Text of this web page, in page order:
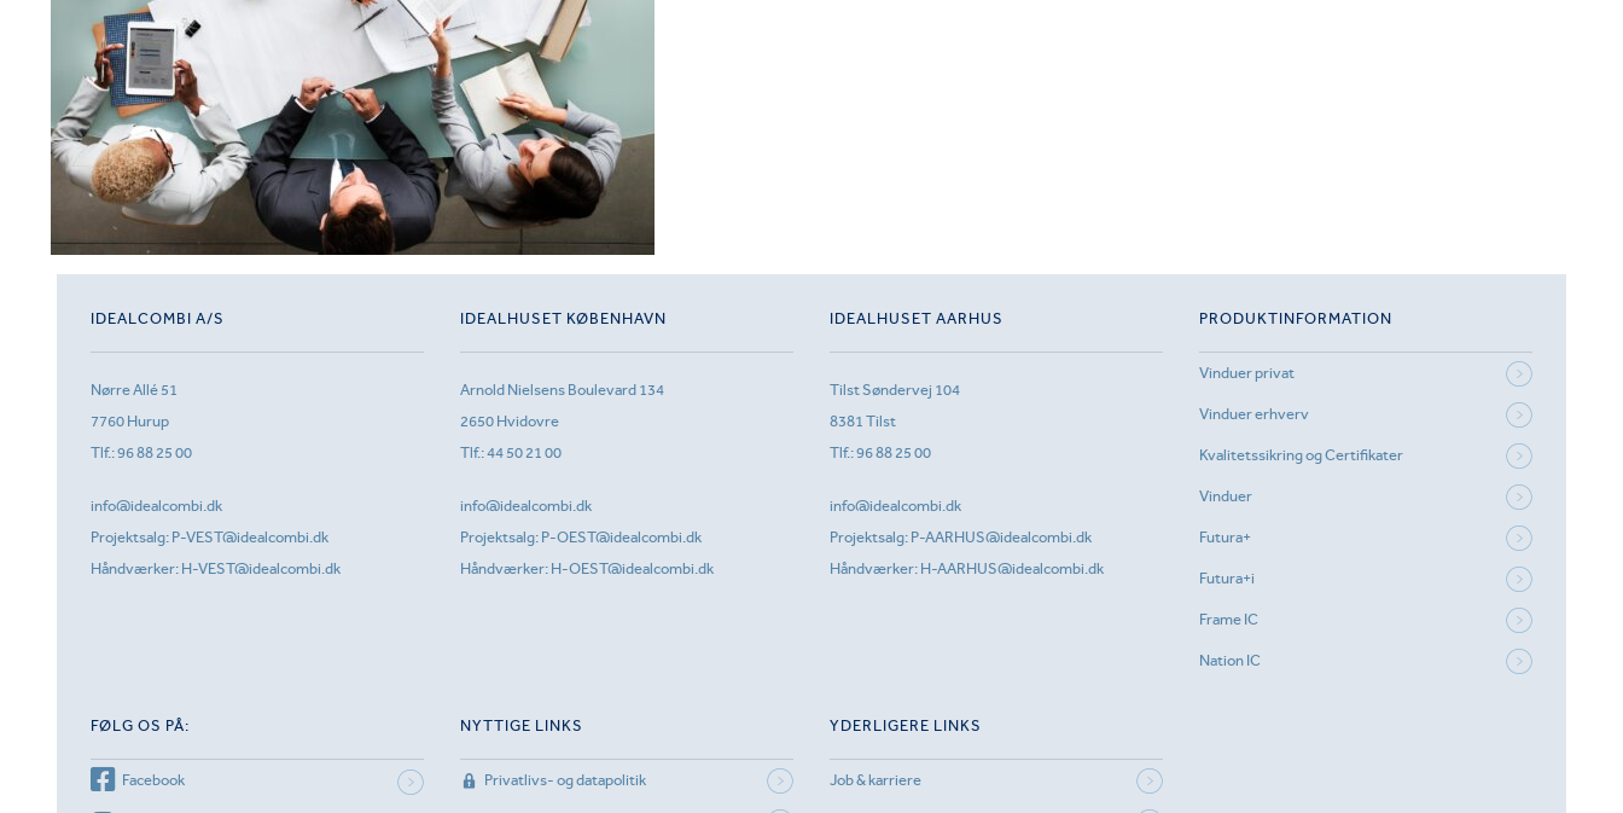
IDEALCOMBI A/S
Nørre Allé 51
7760 Hurup
Tlf.:96 88 25 00
info@idealcombi.dk
Projektsalg: P-VEST@idealcombi.dk
Håndværker: H-VEST@idealcombi.dk
IDEALHUSET KØBENHAVN
Arnold Nielsens Boulevard 134
2650 Hvidovre
Tlf.:44 50 21 00
info@idealcombi.dk
Projektsalg: P-OEST@idealcombi.dk
Håndværker: H-OEST@idealcombi.dk
IDEALHUSET AARHUS
Tilst Søndervej 104
8381 Tilst
Tlf.:96 88 25 00
info@idealcombi.dk
Projektsalg: P-AARHUS@idealcombi.dk
Håndværker: H-AARHUS@idealcombi.dk
PRODUKTINFORMATION
Vinduer privat
Vinduer erhverv
Kvalitetssikring og Certifikater
Vinduer
Futura+
Futura+i
Frame IC
Nation IC
FØLG OS PÅ:
Facebook
NYTTIGE LINKS
Privatlivs- og datapolitik
YDERLIGERE LINKS
Job & karriere